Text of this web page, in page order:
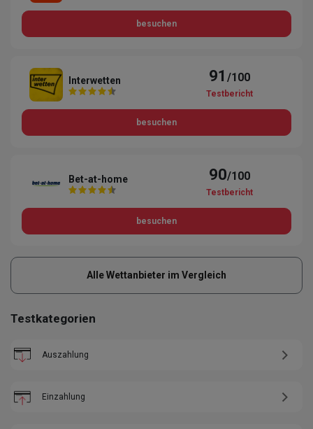
besuchen
Interwetten 91/100
Testbericht
besuchen
Bet-at-home 90/100
Testbericht
besuchen
Alle Wettanbieter im Vergleich
Testkategorien
Auszahlung
Einzahlung